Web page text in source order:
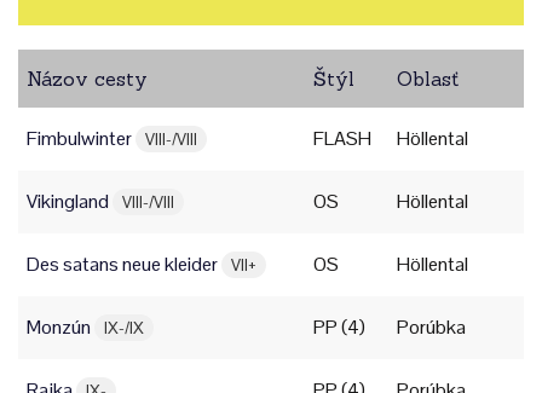
Krajina
Štýl
Archív
Názov cesty Štýl Oblasť
Fimbulwinter VIII-/VIII FLASH Höllental
Vikingland VIII-/VIII OS Höllental
Des satans neue kleider VII+ OS Höllental
Monzún IX-/IX PP (4) Porúbka